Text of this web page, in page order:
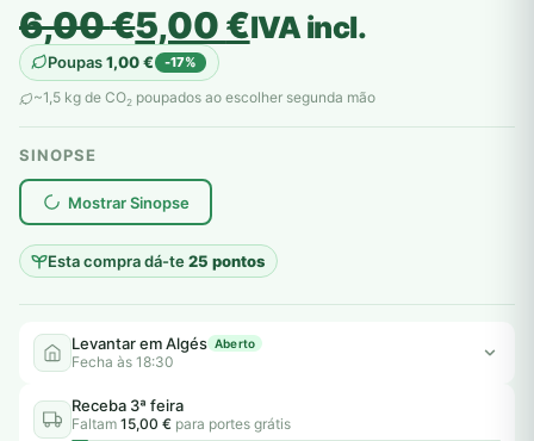
6,00€
O
preço
original
era:
6,00 €.
5,00€
O
preço
atual
é:
5,00 €.
IVA incl.
Poupas1,00€ -17%
~1,5 kg de CO2 poupados ao escolher segunda mão
SINOPSE
Mostrar Sinopse
Esta compra dá-te25 pontos
plantar árvores reais
Levantar em Algés Aberto
Fecha às 18:30
Receba 3ª feira
Faltam 15,00 € para portes grátis